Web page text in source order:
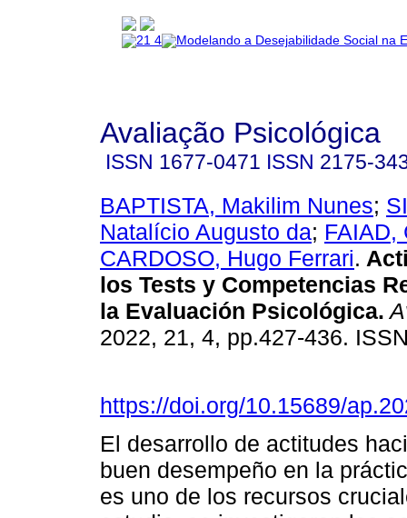
Avaliação Psicológica
ISSN 1677-0471 ISSN 2175-
BAPTISTA, Makilim Nunes;
Natalício Augusto da; FAIAD,
CARDOSO, Hugo Ferrari.
los Tests y Competencias
la Evaluación Psicológica.
2022, 21, 4, pp.427-436.
https://doi.org/10.15689/
El desarrollo de actitudes
buen desempeño en la
es uno de los recursos